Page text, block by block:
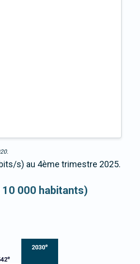
s) au 4ème trimestre 2025.
000 habitants)
e
2030e